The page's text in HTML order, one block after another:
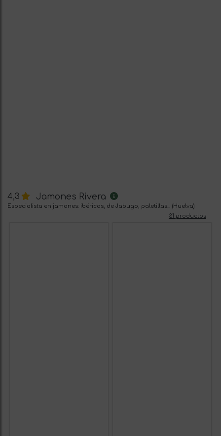
4,3 Jamones Rivera
Especialista en jamones: ibéricos, de Jabugo, paletillas... (Huelva)
31 productos